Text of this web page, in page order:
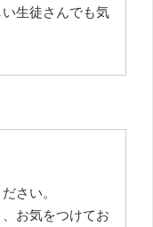
生徒さんでも気
さい。
お気をつけてお